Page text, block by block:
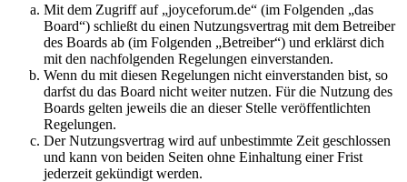
Mit dem Zugriff auf „joyceforum.de“ (im Folgenden „das
Board“) schließt du einen Nutzungsvertrag mit dem Betreiber
des Boards ab (im Folgenden „Betreiber“) und erklärst dich
mit den nachfolgenden Regelungen einverstanden.
Wenn du mit diesen Regelungen nicht einverstanden bist, so
darfst du das Board nicht weiter nutzen. Für die Nutzung des
Boards gelten jeweils die an dieser Stelle veröffentlichten
Regelungen.
Der Nutzungsvertrag wird auf unbestimmte Zeit geschlossen
und kann von beiden Seiten ohne Einhaltung einer Frist
jederzeit gekündigt werden.